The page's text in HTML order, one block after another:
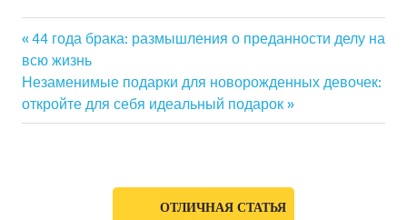
Навигация
по
Previous
Post:
44 года брака: размышления о преданности делу на
всю жизнь
Next
Post:
Незаменимые подарки для новорожденных девочек:
откройте для себя идеальный подарок
ОТЛИЧНАЯ СТАТЬЯ